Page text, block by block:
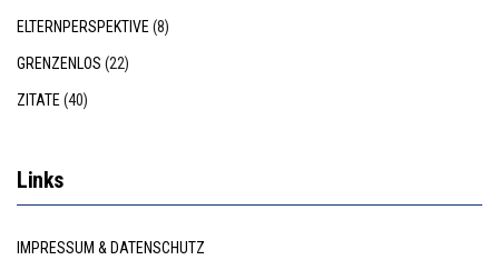
ELTERNPERSPEKTIVE (8)
GRENZENLOS (22)
ZITATE (40)
Links
IMPRESSUM & DATENSCHUTZ